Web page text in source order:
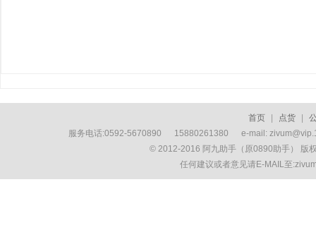
首页 点货
服务电话:0592-5670890 15880261380 e-mail:
© 2012-2016 阿九助手（原0890助手） 版
任何建议或者意见请E-MAIL至